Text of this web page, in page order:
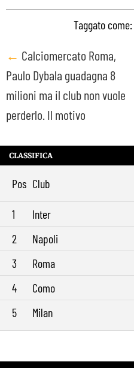
Taggato come:
Post
navigation
← Calciomercato Roma,
Paulo Dybala guadagna 8
milioni ma il club non vuole
perderlo. Il motivo
CLASSIFICA
Pos Club
1 Inter
2
Napoli
3
Roma
4
Como
5
Milan